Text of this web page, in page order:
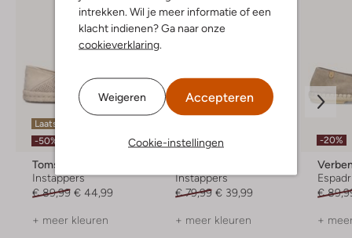
intrekken. Wil je meer informatie of een
klacht indienen? Ga naar onze
cookieverklaring.
Weigeren Accepteren
Cookie-instellingen
Laatste maten
-50%
Toms
Instappers
€ 89,99 € 44,99
+ meer kleuren
-50%
Instappers
€ 79,99 € 39,99
+ meer kleuren
-20%
€
+